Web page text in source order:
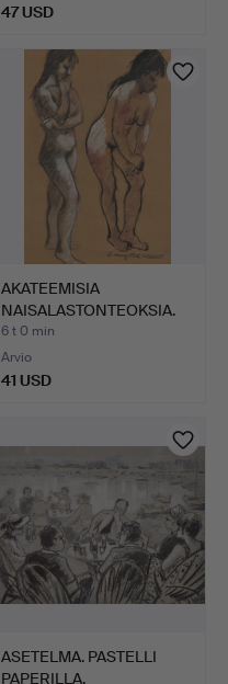
47 USD
AKATEEMISIA
NAISALASTONTEOKSIA.
SEKATENIIK…
6 t 0 min
Arvio
41 USD
ASETELMA. PASTELLI
PAPERILLA.